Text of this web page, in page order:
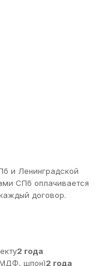
и Ленинградской
СПб оплачивается
договор.
2 года
шпон)2 года